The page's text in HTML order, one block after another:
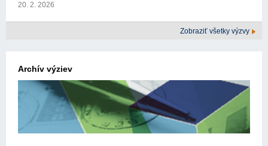
20. 2. 2026
Zobraziť všetky výzvy
Archív výziev